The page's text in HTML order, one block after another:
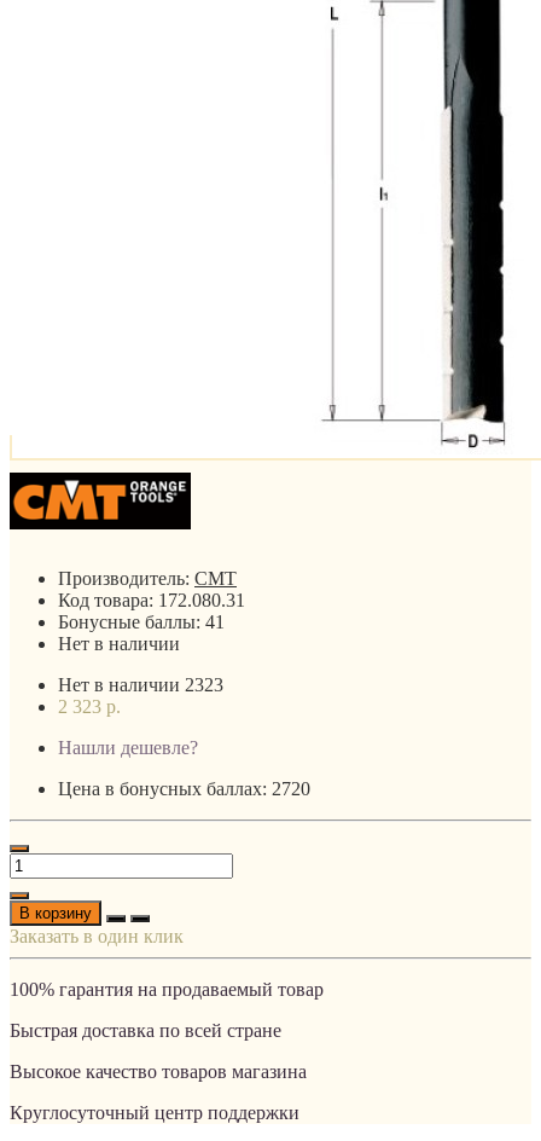
Производитель: CMT
Код товара: 172.080.31
Бонусные баллы: 41
Нет в наличии
Нет в наличии 2323
2 323 р.
Нашли дешевле?
Цена в бонусных баллах: 2720
В корзину
Заказать в один клик
100% гарантия на продаваемый товар
Быстрая доставка по всей стране
Высокое качество товаров магазина
Круглосуточный центр поддержки